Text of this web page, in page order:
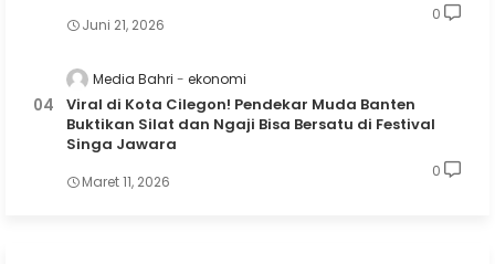
Juni 21, 2026
0
Media Bahri ekonomi
Viral di Kota Cilegon! Pendekar Muda Banten
Buktikan Silat dan Ngaji Bisa Bersatu di Festival
Singa Jawara
Maret 11, 2026
0